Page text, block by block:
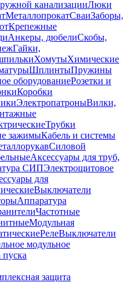
канализацииЛюки
МеталлопрокатСваиЗаборы,
Крепежные
Анкеры, дюбелиСкобы,
Гайки,
ХомутыХимические
ШплинтыПружины
оборудованиеРозетки и
Коробки
ЭлектропатроныВилки,
Трубки
зажимыКабель и системы
Силовой
Аксессуары для труб,
СИПЭлектрощитовое
для
Выключатели
Аппаратура
Частотные
Модульная
РелеВыключатели
модульное
защита